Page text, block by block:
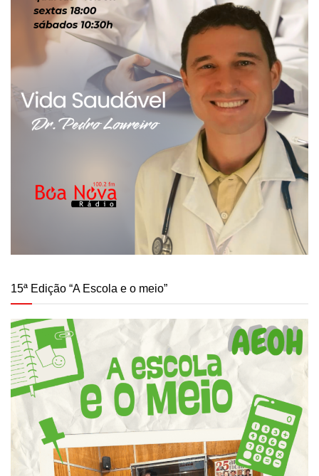
15ª Edição “A Escola e o meio”